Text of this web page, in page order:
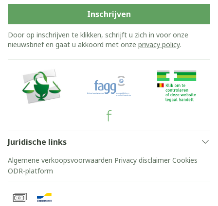
Inschrijven
Door op inschrijven te klikken, schrijft u zich in voor onze
nieuwsbrief en gaat u akkoord met onze privacy policy.
Juridische links
Algemene verkoopsvoorwaarden Privacy disclaimer Cookies
ODR-platform